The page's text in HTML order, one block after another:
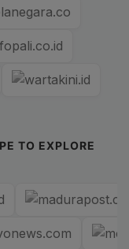
TO EXPLORE